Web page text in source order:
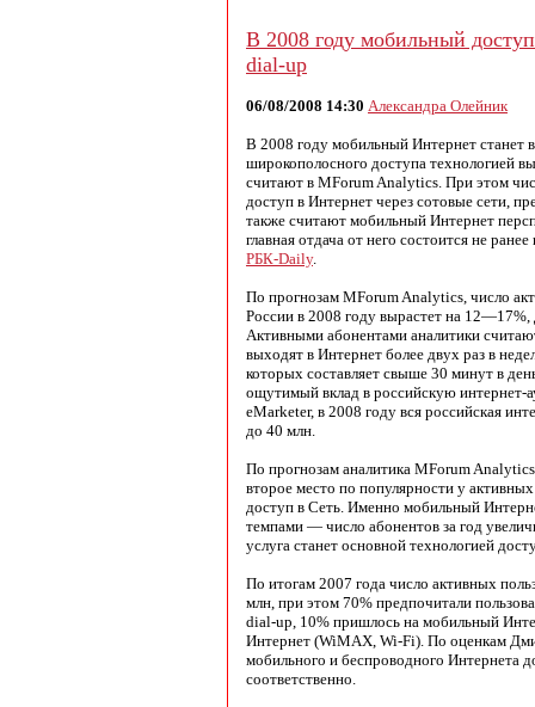
В 2008 году мобильный
dial-up
06/08/2008 14:30 Александра Олейник
В 2008 году мобильный Интернет станет
широкополосного доступа технологией
считают в MForum Analytics. При этом
доступ в Интернет через сотовые сети,
также считают мобильный Интернет
главная отдача от него состоится не
РБК-Daily.
По прогнозам MForum Ana­lytics, число
России в 2008 году вырастет на
Активными абонентами аналитики
выходят в Интернет более двух раз в
которых составляет свыше 30 минут в
ощутимый вклад в российскую интернет-
eMarketer, в 2008 году вся российская
до 40 млн.
По прогнозам аналитика MForum
второе место по популярности у
доступ в Сеть. Именно мобильный
темпами — число абонентов за год
услуга станет основной технологией
По итогам 2007 года число активных
млн, при этом 70% предпочитали
dial-up, 10% пришлось на мобильный
Интернет (WiMAX, Wi-Fi). По оценкам
мобильного и беспроводного Интернета
соответственно.